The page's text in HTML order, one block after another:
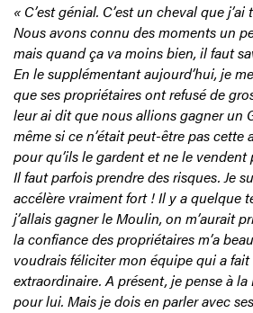
« C’est génial. C’est un cheval que
Nous avons connu des moments un
mais quand ça va moins bien, il faut
En le supplémentant aujourd’hui, je
que ses propriétaires ont refusé de
leur ai dit que nous allions gagner un
même si ce n’était peut-être pas cette
pour qu’ils le gardent et ne le
Il faut parfois prendre des risques. Je
accélère vraiment fort ! Il y a quelque
j’allais gagner le Moulin, on m’aurait
la confiance des propriétaires m’a
voudrais féliciter mon équipe qui a
extraordinaire. A présent, je pense à la
pour lui. Mais je dois en parler avec